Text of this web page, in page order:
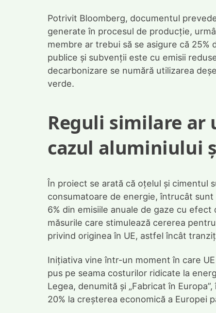
Potrivit Bloomberg, documentul
generate în procesul de producție,
membre ar trebui să se asigure că
publice și subvenții este cu emisii
decarbonizare se numără utilizarea
verde.
Reguli similare ar
cazul aluminiului
În proiect se arată că oțelul și cimentul
consumatoare de energie, întrucât
6% din emisiile anuale de gaze cu
măsurile care stimulează cererea
privind originea în UE, astfel încât
Inițiativa vine într-un moment în care
pus pe seama costurilor ridicate la
Legea, denumită și „Fabricat în
20% la creșterea economică a Europei